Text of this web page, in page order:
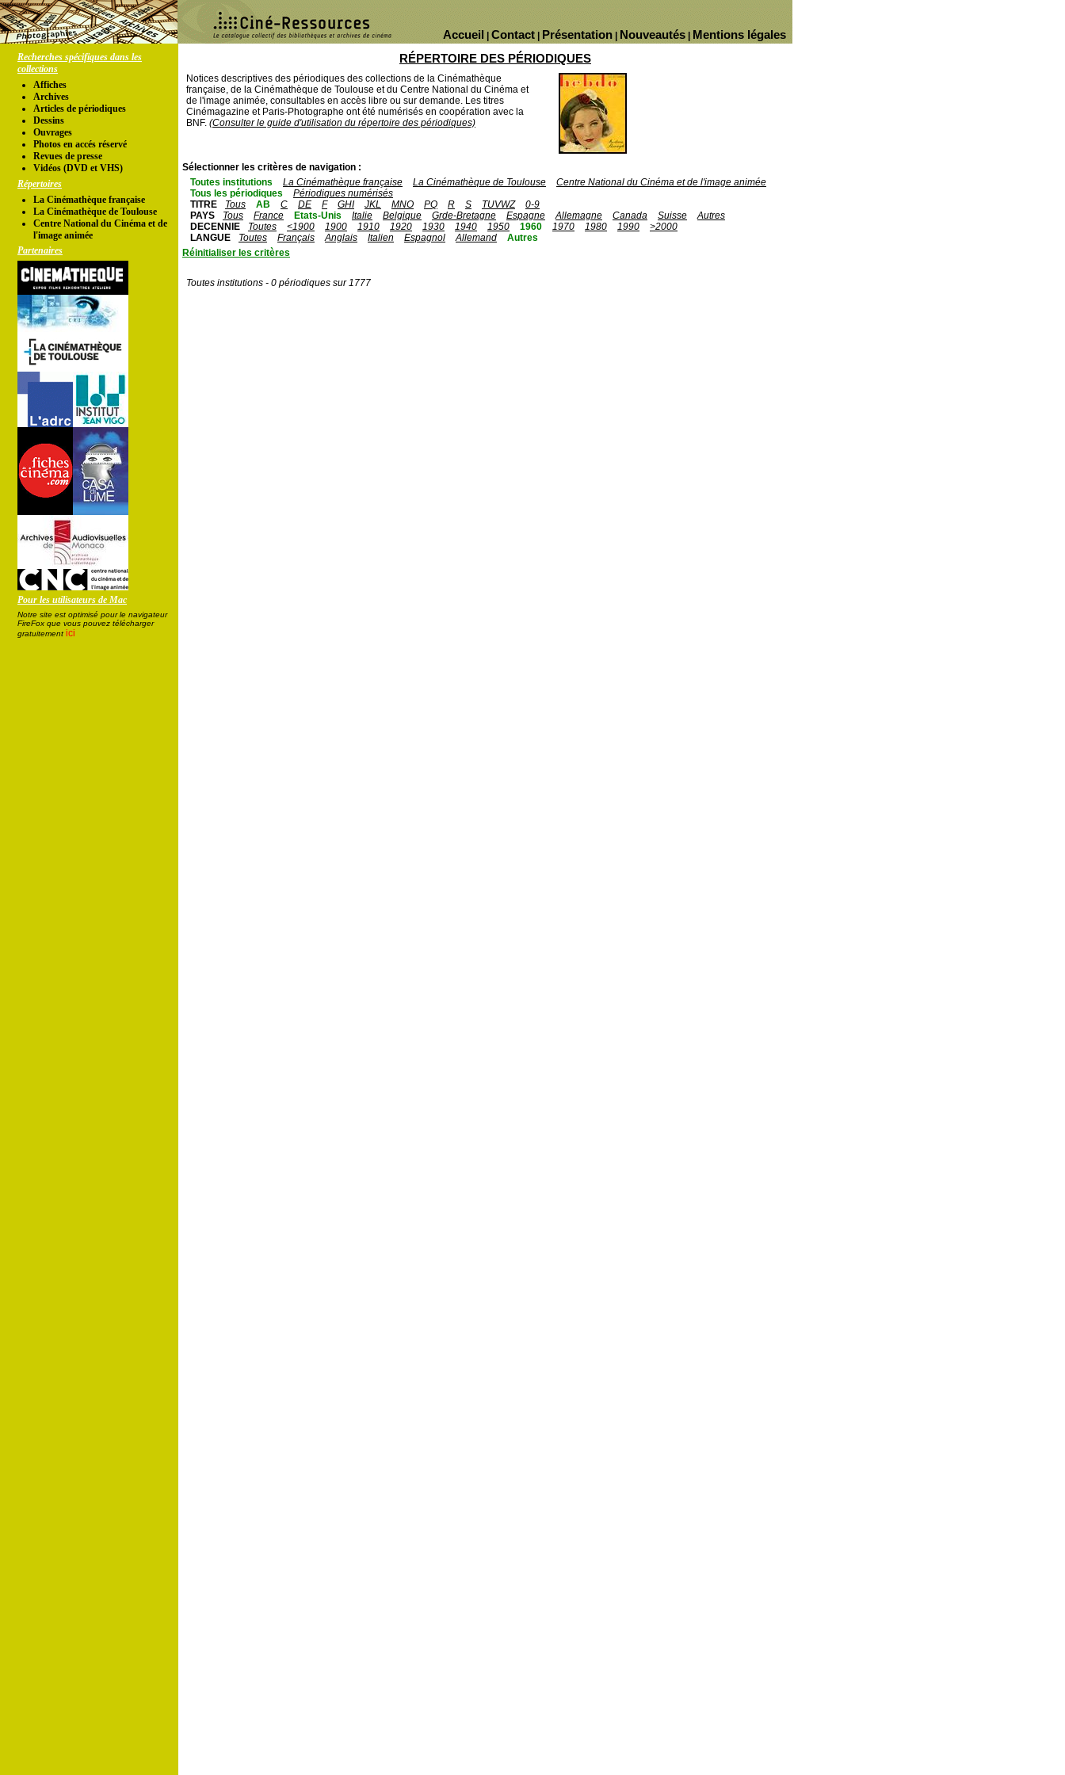
Mentions légales
Nouveautés
Présentation
Contact
Accueil
Recherches spécifiques dans les
collections
Affiches
Archives
Articles de périodiques
Dessins
Ouvrages
Photos en accés réservé
Revues de presse
Vidéos (DVD et VHS)
Répertoires
La Cinémathèque française
La Cinémathèque de Toulouse
Centre National du Cinéma et de
l'image animée
Partenaires
Pour les utilisateurs de Mac
Notre site est optimisé pour le navigateur
FireFox que vous pouvez télécharger
gratuitement ici
RÉPERTOIRE DES PÉRIODIQUES
Notices descriptives des périodiques des collections de la Cinémathèque
française, de la Cinémathèque de Toulouse et du Centre National du Cinéma et
de l'image animée, consultables en accès libre ou sur demande. Les titres
Cinémagazine et Paris-Photographe ont été numérisés en coopération avec la
BNF. (Consulter le guide d'utilisation du répertoire des périodiques)
Sélectionner les critères de navigation :
Toutes institutions
La Cinémathèque française La Cinémathèque de Toulouse
Centre National du Cinéma et de l'image animée
Tous les périodiques
Périodiques numérisés
TITRE
Tous AB C DE F GHI JKL MNO PQ R S TUVWZ
0-9
PAYS
Tous France Etats-Unis Italie Belgique Grde-Bretagne Espagne Allemagne Canada Suisse
Autres
DECENNIE
Toutes <1900 1900 1910 1920 1930 1940 1950 1960 1970 1980 1990
>2000
LANGUE
Toutes Français Anglais Italien Espagnol Allemand
Autres
Réinitialiser les critères
Toutes institutions - 0 périodiques sur 1777